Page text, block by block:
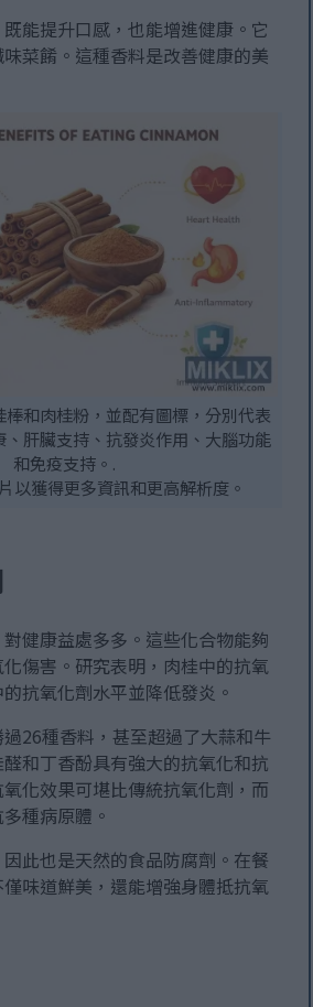
能提升口感，也能增進健康。它
菜餚。這種香料是改善健康的美
和肉桂粉，並配有圖標，分別代表
、肝臟支持、抗發炎作用、大腦功能
和免疫支持。.
以獲得更多資訊和更高解析度。
健康益處多多。這些化合物能夠
傷害。研究表明，肉桂中的抗氧
抗氧化劑水平並降低發炎。
26種香料，甚至超過了大蒜和牛
和丁香酚具有強大的抗氧化和抗
化效果可堪比傳統抗氧化劑，而
種病原體。
此也是天然的食品防腐劑。在餐
味道鮮美，還能增強身體抵抗氧